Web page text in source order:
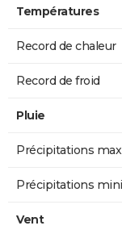
Températures
Record de chaleur
Record de froid
Pluie
Précipitations
Précipitations
Vent